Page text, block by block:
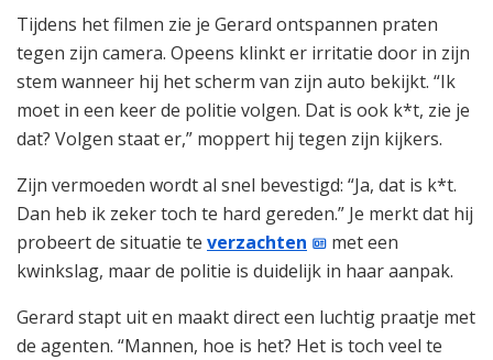
Tijdens het filmen zie je Gerard ontspannen praten
tegen zijn camera. Opeens klinkt er irritatie door in zijn
stem wanneer hij het scherm van zijn auto bekijkt. “Ik
moet in een keer de politie volgen. Dat is ook k*t, zie je
dat? Volgen staat er,” moppert hij tegen zijn kijkers.
Zijn vermoeden wordt al snel bevestigd: “Ja, dat is k*t.
Dan heb ik zeker toch te hard gereden.” Je merkt dat hij
probeert de situatie te verzachten
met een
kwinkslag, maar de politie is duidelijk in haar aanpak.
Gerard stapt uit en maakt direct een luchtig praatje met
de agenten. “Mannen, hoe is het? Het is toch veel te